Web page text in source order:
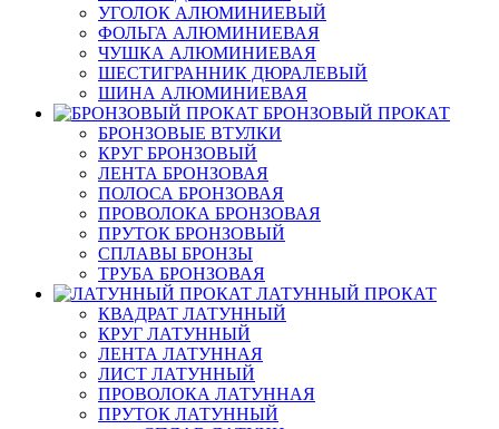
УГОЛОК АЛЮМИНИЕВЫЙ
ФОЛЬГА АЛЮМИНИЕВАЯ
ЧУШКА АЛЮМИНИЕВАЯ
ШЕСТИГРАННИК ДЮРАЛЕВЫЙ
ШИНА АЛЮМИНИЕВАЯ
БРОНЗОВЫЙ ПРОКАТ
БРОНЗОВЫЕ ВТУЛКИ
КРУГ БРОНЗОВЫЙ
ЛЕНТА БРОНЗОВАЯ
ПОЛОСА БРОНЗОВАЯ
ПРОВОЛОКА БРОНЗОВАЯ
ПРУТОК БРОНЗОВЫЙ
СПЛАВЫ БРОНЗЫ
ТРУБА БРОНЗОВАЯ
ЛАТУННЫЙ ПРОКАТ
КВАДРАТ ЛАТУННЫЙ
КРУГ ЛАТУННЫЙ
ЛЕНТА ЛАТУННАЯ
ЛИСТ ЛАТУННЫЙ
ПРОВОЛОКА ЛАТУННАЯ
ПРУТОК ЛАТУННЫЙ